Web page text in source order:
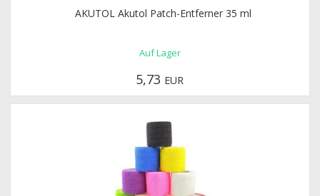
AKUTOL Akutol Patch-Entferner 35 ml
Auf Lager
5,73 EUR